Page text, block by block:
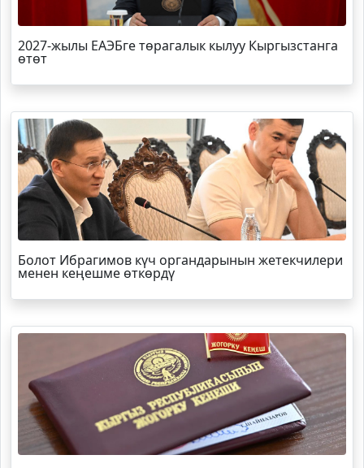
2027-жылы ЕАЭБге төрагалык кылуу Кыргызстанга
өтөт
Болот Ибрагимов күч органдарынын жетекчилери
менен кеңешме өткөрдү